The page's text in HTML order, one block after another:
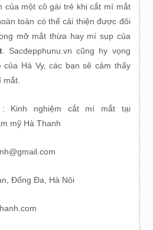
của một cô gái trẻ khi cắt mí mắt
toàn có thể cải thiện được đôi
mỡ mắt thừa hay mí sụp của
. Sacdepphunu.vn cũng hy vọng
Hà Vy, các bạn sẽ cảm thấy
Kinh nghiệm cắt mí mắt tại
mỹ Hà Thanh
Đống Đa, Hà Nội